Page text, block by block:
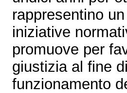
rappresentino
iniziative
promuove per
giustizia al fine
funzionamento